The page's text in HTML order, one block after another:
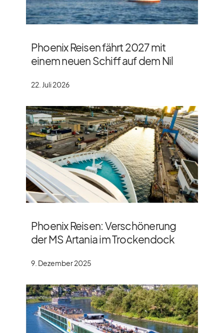
Phoenix Reisen fährt 2027 mit
einem neuen Schiff auf dem Nil
22. Juli 2026
Phoenix Reisen: Verschönerung
der MS Artania im Trockendock
9. Dezember 2025